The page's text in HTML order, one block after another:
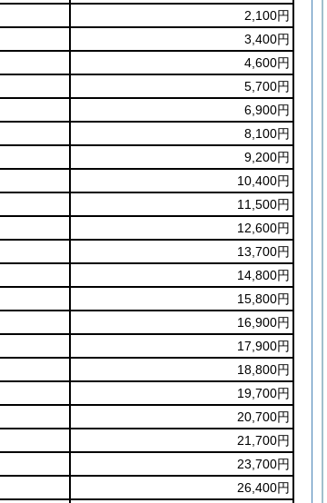
2,100円
3,400円
4,600円
5,700円
6,900円
8,100円
9,200円
10,400円
11,500円
12,600円
13,700円
14,800円
15,800円
16,900円
17,900円
18,800円
19,700円
20,700円
21,700円
23,700円
26,400円